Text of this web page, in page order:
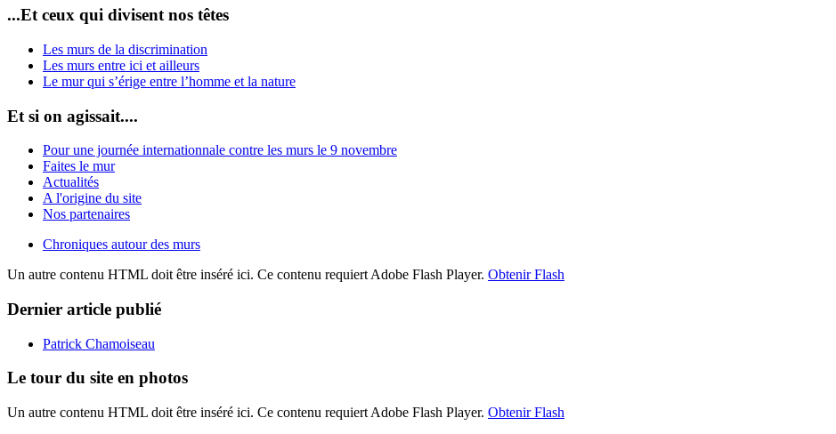
...Et ceux qui divisent nos têtes
Les murs de la discrimination
Les murs entre ici et ailleurs
Le mur qui s’érige entre l’homme et la nature
Et si on agissait....
Pour une journée internationnale contre les murs le 9 novembre
Faites le mur
Actualités
A l'origine du site
Nos partenaires
Chroniques autour des murs
Un autre contenu HTML doit être inséré ici. Ce contenu requiert Adobe Flash Player. Obtenir Flash
Dernier article publié
Patrick Chamoiseau
Le tour du site en photos
Un autre contenu HTML doit être inséré ici. Ce contenu requiert Adobe Flash Player. Obtenir Flash